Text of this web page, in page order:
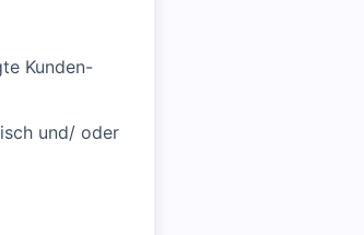
Kunden-
und/ oder